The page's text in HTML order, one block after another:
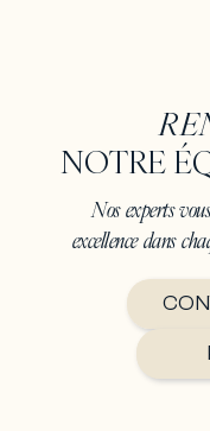
NOTRE
Nos experts
excellence dans